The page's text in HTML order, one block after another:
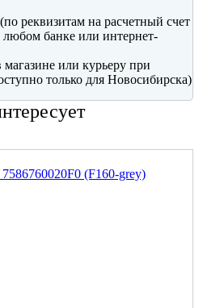
реквизитам на расчетный счет
банке или интернет-
или курьеру при
только для Новосибирска)